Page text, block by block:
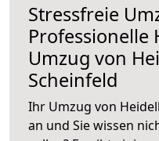
Stressfreie
Umzug von
Scheinfeld
Ihr Umzug von
an und Sie wissen